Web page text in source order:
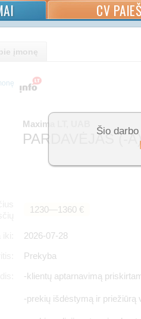
CV
įmonę
Maxima LT, UAB
PARDAVĖJAS (-
1230―1360 €
2026-07-28
Prekyba
-klientų aptarnavimą
-prekių išdėstymą ir priežiūrą
Šio